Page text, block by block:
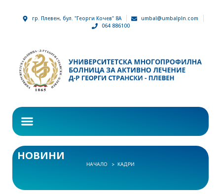
гр. Плевен, бул. "Георги Кочев" 8А
umbal@umbalpln.com
064 886100
НОВИНИ
НАЧАЛО КАДРИ